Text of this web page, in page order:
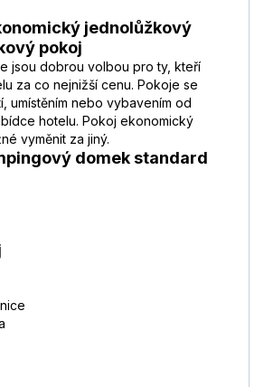
jednolůžkový
pokoj
jsou dobrou volbou pro ty, kteří
za co nejnižší cenu. Pokoje se
umístěním nebo vybavením od
hotelu. Pokoj ekonomický
vyměnit za jiný.
domek standard